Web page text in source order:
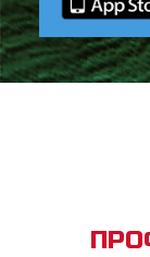
Bible App